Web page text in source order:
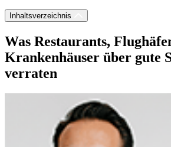
Inhaltsverzeichnis
Was Restaurants,
Krankenhäuser über gute
verraten